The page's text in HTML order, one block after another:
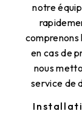
notre
en cas de
nous
service de